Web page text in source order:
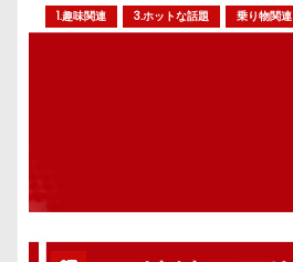
1.趣味関連 3.ホットな話題 乗り物関連